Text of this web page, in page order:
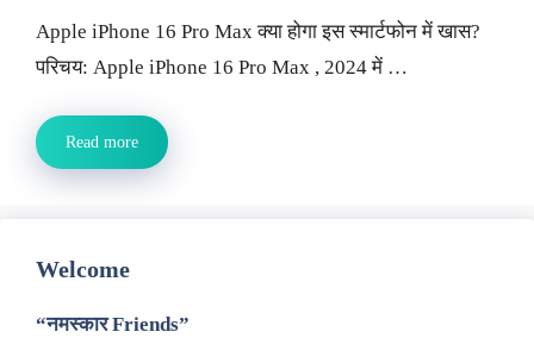
Apple iPhone 16 Pro Max क्या होगा इस स्मार्टफोन में खास?
परिचय: Apple iPhone 16 Pro Max , 2024 में …
Read more
Welcome
“नमस्कार Friends”